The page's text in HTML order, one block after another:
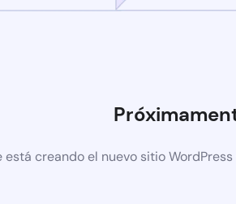
está creando el nuevo sitio